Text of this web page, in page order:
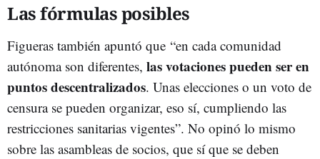
Las fórmulas posibles
Figueras también apuntó que “en cada comunidad
autónoma son diferentes, las votaciones pueden ser en
puntos descentralizados. Unas elecciones o un voto de
censura se pueden organizar, eso sí, cumpliendo las
restricciones sanitarias vigentes”. No opinó lo mismo
sobre las asambleas de socios, que sí que se deben